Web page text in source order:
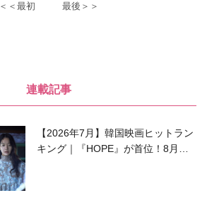
＜＜最初
最後＞＞
連載記事
【2026年7月】韓国映画ヒットラン
キング｜『HOPE』が首位！8月公